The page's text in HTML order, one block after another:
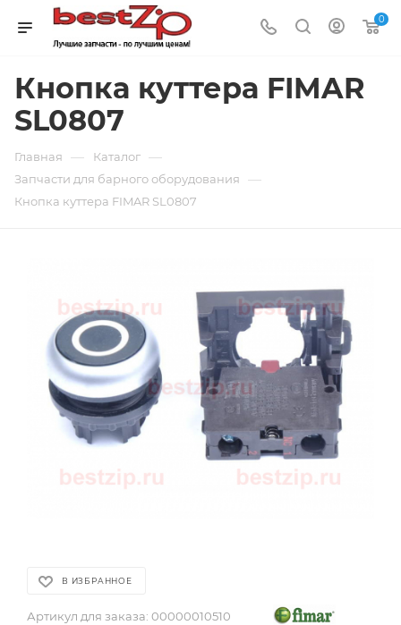
0
Кнопка куттера FIMAR
SL0807
Главная — Каталог —
Запчасти для барного оборудования —
Кнопка куттера FIMAR SL0807
В ИЗБРАННОЕ
Артикул для заказа: 00000010510